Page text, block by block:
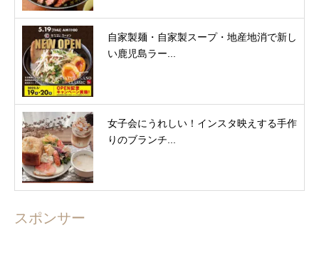
自家製麺・自家製スープ・地産地消で新し
い鹿児島ラー...
女子会にうれしい！インスタ映えする手作
りのブランチ...
スポンサー